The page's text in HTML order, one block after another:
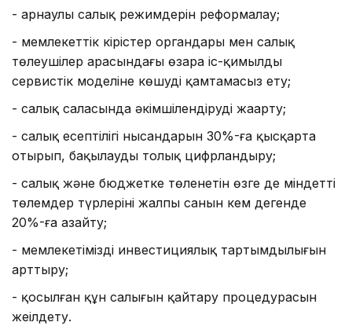
- арнаулы салық режимдерін реформалау;
- мемлекеттік кірістер органдары мен салық
төлеушілер арасындағы өзара іс-қимылдың
сервистік моделіне көшуді қамтамасыз ету;
- салық саласында әкімшілендіруді жаңарту;
- салық есептілігі нысандарын 30%-ға қысқарта
отырып, бақылауды толық цифрландыру;
- салық және бюджетке төленетін өзге де міндетті
төлемдер түрлерінің жалпы санын кем дегенде
20%-ға азайту;
- мемлекетіміздің инвестициялық тартымдылығын
арттыру;
- қосылған құн салығын қайтару процедурасын
жеңілдету.